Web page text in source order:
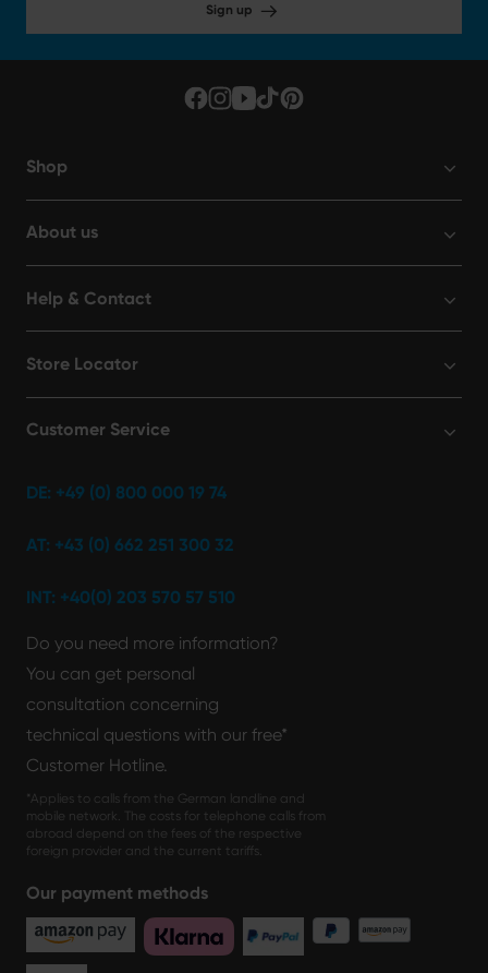
Sign up
Shop
About us
Help & Contact
Store Locator
Customer Service
DE: +49 (0) 800 000 19 74
AT: +43 (0) 662 251 300 32
INT: +40(0) 203 570 57 510
Do you need more information?
You can get personal
consultation concerning
technical questions with our free*
Customer Hotline.
*Applies to calls from the German landline and
mobile network. The costs for telephone calls from
abroad depend on the fees of the respective
foreign provider and the current tariffs.
Our payment methods